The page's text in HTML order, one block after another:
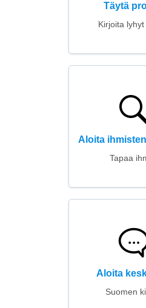
Täytä
Kirjoita
Aloita
Tapaa
Aloita
Suomen